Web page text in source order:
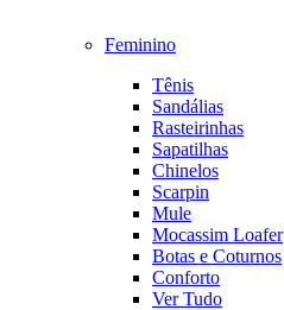
Feminino
Tênis
Sandálias
Rasteirinhas
Sapatilhas
Chinelos
Scarpin
Mule
Mocassim Loafer
Botas e Coturnos
Conforto
Ver Tudo